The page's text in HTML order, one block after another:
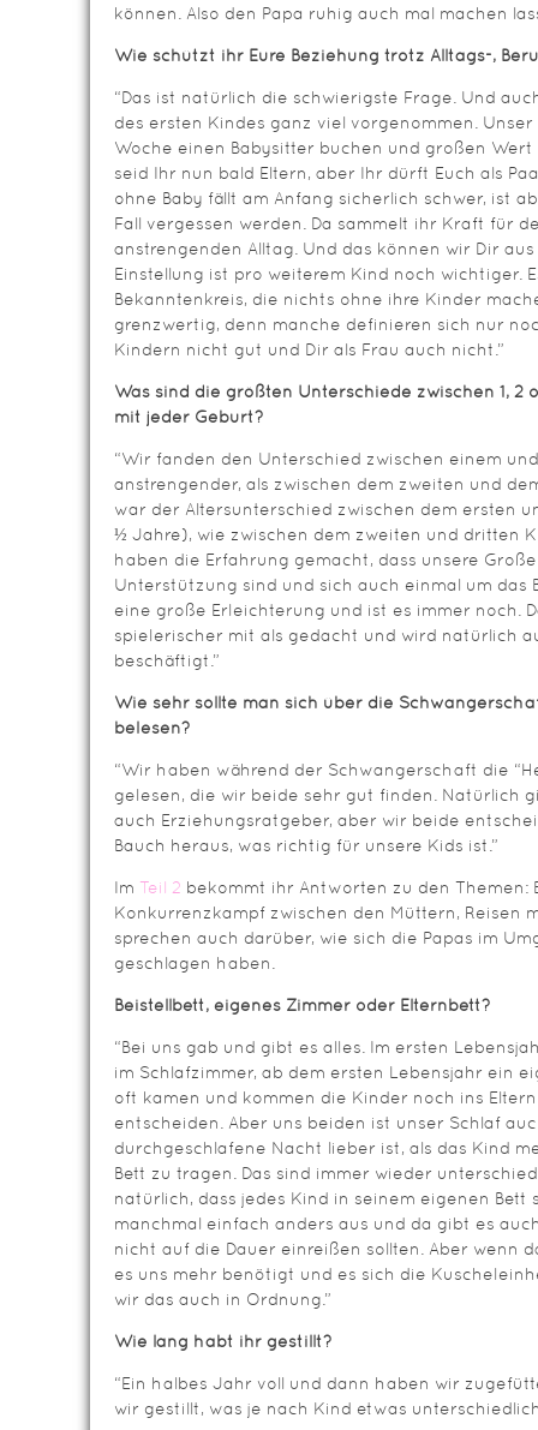
können. Also den Papa ruhig auch mal machen
Wie schützt ihr Eure Beziehung trotz Alltags-,
“Das ist natürlich die schwierigste Frage. Und
des ersten Kindes ganz viel vorgenommen.
Woche einen Babysitter buchen und großen
seid Ihr nun bald Eltern, aber Ihr dürft Euch als
ohne Baby fällt am Anfang sicherlich schwer, ist
Fall vergessen werden. Da sammelt ihr Kraft für
anstrengenden Alltag. Und das können wir Dir
Einstellung ist pro weiterem Kind noch wichtiger.
Bekanntenkreis, die nichts ohne ihre Kinder
grenzwertig, denn manche definieren sich nur
Kindern nicht gut und Dir als Frau auch nicht.”
Was sind die größten Unterschiede zwischen 1, 2
mit jeder Geburt?
“Wir fanden den Unterschied zwischen einem
anstrengender, als zwischen dem zweiten und
war der Altersunterschied zwischen dem ersten
½ Jahre), wie zwischen dem zweiten und dritten
haben die Erfahrung gemacht, dass unsere
Unterstützung sind und sich auch einmal um das
eine große Erleichterung und ist es immer noch.
spielerischer mit als gedacht und wird natürlich
beschäftigt.”
Wie sehr sollte man sich über die
belesen?
“Wir haben während der Schwangerschaft die
gelesen, die wir beide sehr gut finden. Natürlich
auch Erziehungsratgeber, aber wir beide
Bauch heraus, was richtig für unsere Kids ist.”
Im Teil 2 bekommt ihr Antworten zu den Themen:
Konkurrenzkampf zwischen den Müttern, Reisen
sprechen auch darüber, wie sich die Papas im
geschlagen haben.
Beistellbett, eigenes Zimmer oder Elternbett?
“Bei uns gab und gibt es alles. Im ersten
im Schlafzimmer, ab dem ersten Lebensjahr ein
oft kamen und kommen die Kinder noch ins
entscheiden. Aber uns beiden ist unser Schlaf
durchgeschlafene Nacht lieber ist, als das Kind
Bett zu tragen. Das sind immer wieder
natürlich, dass jedes Kind in seinem eigenen Bett
manchmal einfach anders aus und da gibt es
nicht auf die Dauer einreißen sollten. Aber wenn
es uns mehr benötigt und es sich die
wir das auch in Ordnung.”
Wie lang habt ihr gestillt?
“Ein halbes Jahr voll und dann haben wir
wir gestillt, was je nach Kind etwas